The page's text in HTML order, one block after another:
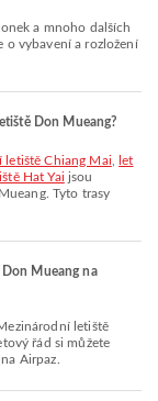
o vybavení a rozložení
Don Mueang?
letiště Chiang Mai
let
Hat Yai jsou
Tyto trasy
Mueang na
řád si můžete
Airpaz.